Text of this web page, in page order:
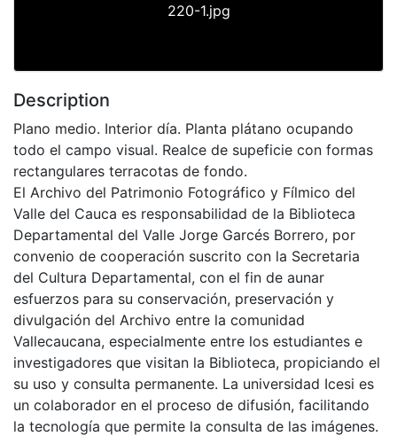
220-1.jpg
Description
Plano medio. Interior día. Planta plátano ocupando
todo el campo visual. Realce de supeficie con formas
rectangulares terracotas de fondo.
El Archivo del Patrimonio Fotográfico y Fílmico del
Valle del Cauca es responsabilidad de la Biblioteca
Departamental del Valle Jorge Garcés Borrero, por
convenio de cooperación suscrito con la Secretaria
del Cultura Departamental, con el fin de aunar
esfuerzos para su conservación, preservación y
divulgación del Archivo entre la comunidad
Vallecaucana, especialmente entre los estudiantes e
investigadores que visitan la Biblioteca, propiciando el
su uso y consulta permanente. La universidad Icesi es
un colaborador en el proceso de difusión, facilitando
la tecnología que permite la consulta de las imágenes.